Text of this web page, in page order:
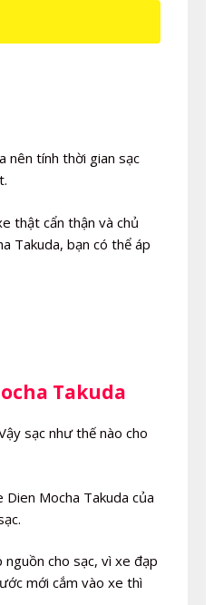
nên tính thời gian sạc
thật cẩn thận và chủ
Takuda, bạn có thể áp
Takuda
sạc như thế nào cho
Mocha Takuda của
cho sạc, vì xe đạp
mới cắm vào xe thì